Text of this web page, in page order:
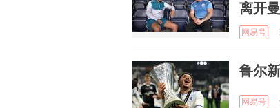
离开
网易号
鲁尔
网易号